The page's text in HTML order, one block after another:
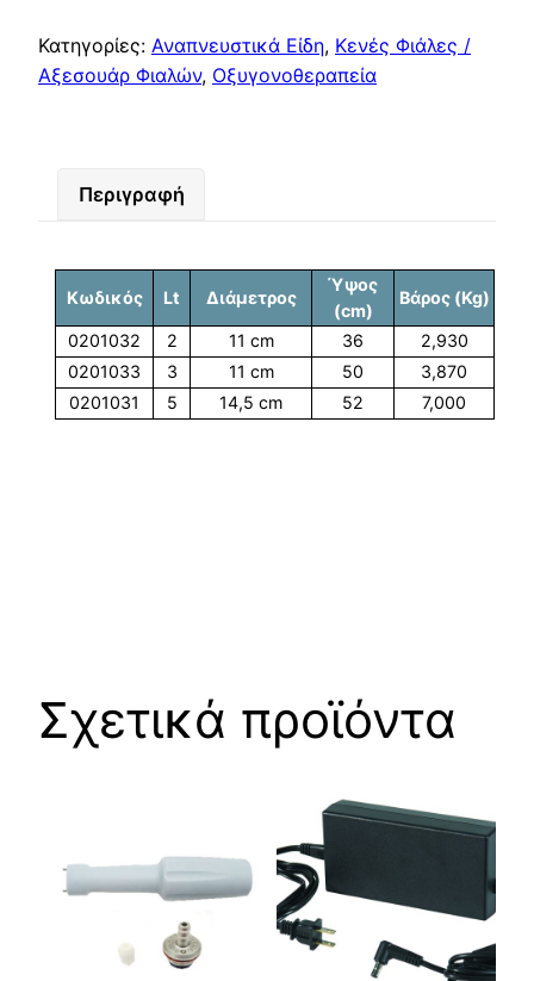
Κατηγορίες: Αναπνευστικά Είδη, Κενές Φιάλες /
Αξεσουάρ Φιαλών, Οξυγονοθεραπεία
Περιγραφή
Κωδικός Lt Διάμετρος
Ύψος
(cm)
Βάρος (Kg)
0201032 2 11 cm 36
2,930
0201033
3 11 cm 50
3,870
0201031
5 14,5 cm 52 7,000
Σχετικά προϊόντα